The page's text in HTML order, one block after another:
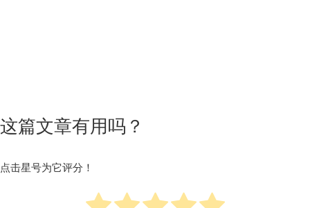
这篇文章有用吗？
点击星号为它评分！